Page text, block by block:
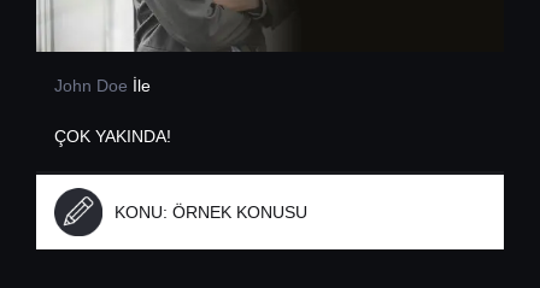
John Doe İle
ÇOK YAKINDA!
KONU: ÖRNEK KONUSU